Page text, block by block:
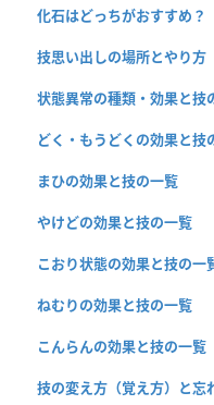
化石はどっちがおすすめ？
技思い出しの場所とやり方
状態異常の種類・効果と技
どく・もうどくの効果と技
まひの効果と技の一覧
やけどの効果と技の一覧
こおり状態の効果と技の一
ねむりの効果と技の一覧
こんらんの効果と技の一覧
技の変え方（覚え方）と忘